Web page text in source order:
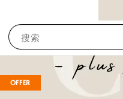
搜索
OFFER